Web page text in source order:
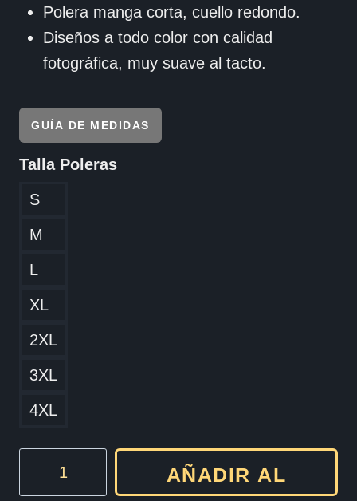
Polera manga corta, cuello redondo.
Diseños a todo color con calidad
fotográfica, muy suave al tacto.
GUÍA DE MEDIDAS
Talla Poleras
S
M
L
XL
2XL
3XL
4XL
AÑADIR AL